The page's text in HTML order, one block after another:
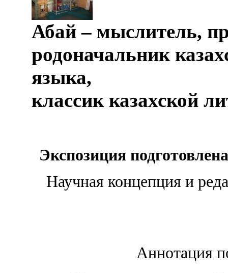
Абай – мыслитель,
родоначальник
языка,
классик казахской
Экспозиция
Научная концепция и
Аннотация